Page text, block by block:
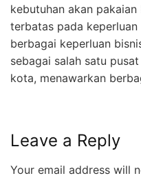
kebutuhan akan
terbatas pada
berbagai keperluan
sebagai salah satu
kota, menawarkan
Leave a Reply
Your email address will